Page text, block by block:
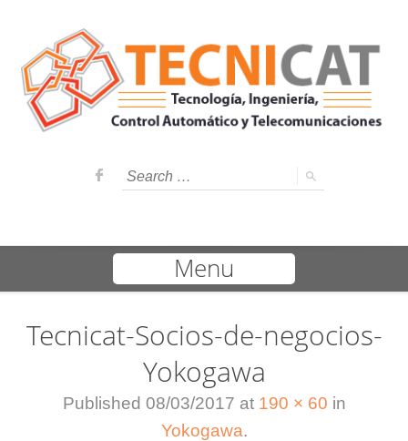
Menu
Tecnicat-Socios-de-negocios-
Yokogawa
Published 08/03/2017 at 190 × 60 in
Yokogawa.